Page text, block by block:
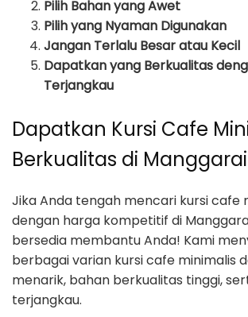
Pilih Bahan yang Awet
Pilih yang Nyaman Digunakan
Jangan Terlalu Besar atau Kecil
Dapatkan yang Berkualitas
Terjangkau
Dapatkan Kursi Cafe
Berkualitas di Manggarai
Jika Anda tengah mencari kursi cafe
dengan harga kompetitif di
bersedia membantu Anda! Kami
berbagai varian kursi cafe minimalis
menarik, bahan berkualitas tinggi,
terjangkau.